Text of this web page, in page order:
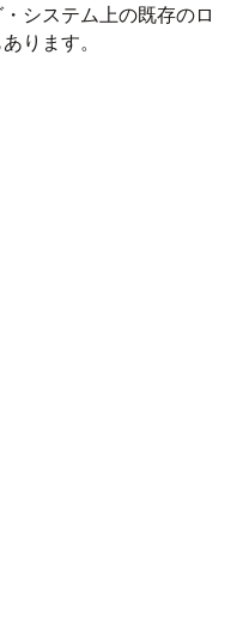
システム上の既存のロ
ります。